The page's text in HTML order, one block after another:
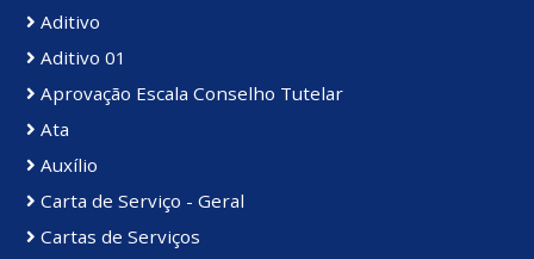
Aditivo
Aditivo 01
Aprovação Escala Conselho Tutelar
Ata
Auxílio
Carta de Serviço - Geral
Cartas de Serviços